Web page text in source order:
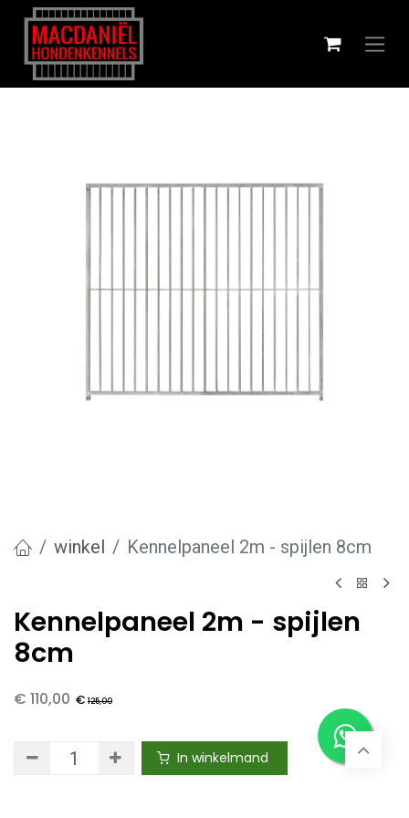
winkel Kennelpaneel 2m - spijlen 8cm
Kennelpaneel 2m - spijlen
8cm
€ 110,00 € 125,00
In winkelmand